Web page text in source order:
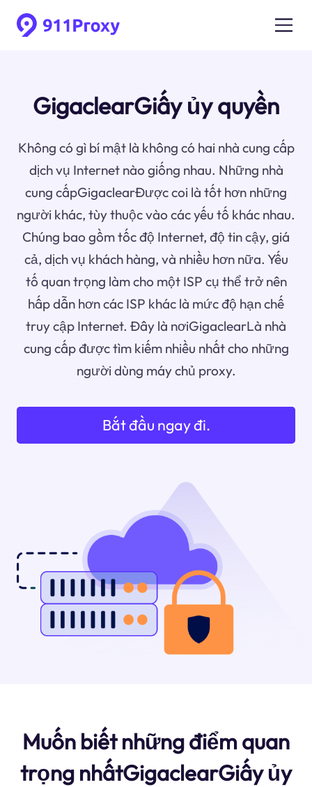
GigaclearGiấy ủy quyền
Không có gì bí mật là không có hai nhà cung cấp
dịch vụ Internet nào giống nhau. Những nhà
cung cấpGigaclearĐược coi là tốt hơn những
người khác, tùy thuộc vào các yếu tố khác nhau.
Chúng bao gồm tốc độ Internet, độ tin cậy, giá
cả, dịch vụ khách hàng, và nhiều hơn nữa. Yếu
tố quan trọng làm cho một ISP cụ thể trở nên
hấp dẫn hơn các ISP khác là mức độ hạn chế
truy cập Internet. Đây là nơiGigaclearLà nhà
cung cấp được tìm kiếm nhiều nhất cho những
người dùng máy chủ proxy.
Bắt đầu ngay đi.
Muốn biết những điểm quan
trọng nhấtGigaclearGiấy ủy